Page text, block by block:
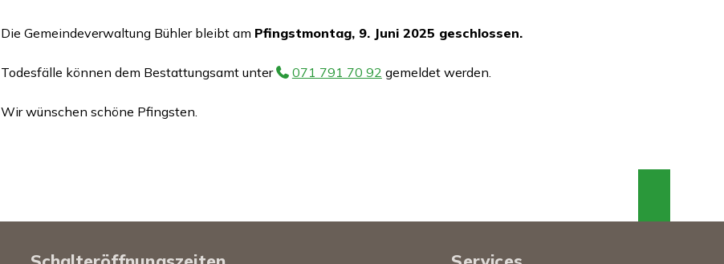
Die Gemeindeverwaltung Bühler bleibt am Pfingstmontag, 9. Juni 2025 geschlossen.
Todesfälle können dem Bestattungsamt unter 071 791 70 92 gemeldet werden.
Wir wünschen schöne Pfingsten.